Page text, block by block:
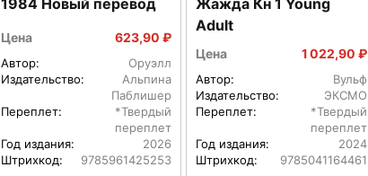
Цена 623,90 ₽
Автор:
Оруэлл
Издательство:
Альпина
Паблишер
Переплет:
*Твердый
переплет
Год издания:
2026
Штрихкод:
9785961425253
Adult
Цена 1 022,90 ₽
Автор:
Вульф
Издательство:
ЭКСМО
Переплет:
*Твердый
переплет
Год издания:
2024
Штрихкод:
9785041164461